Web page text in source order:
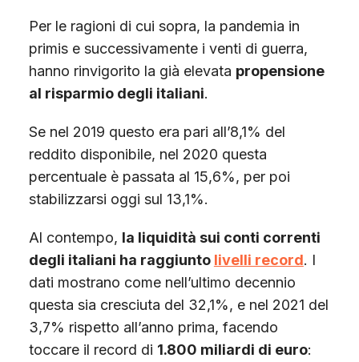
Per le ragioni di cui sopra, la pandemia in
primis e successivamente i venti di guerra,
hanno rinvigorito la già elevata propensione
al risparmio degli italiani.
Se nel 2019 questo era pari all’8,1% del
reddito disponibile, nel 2020 questa
percentuale è passata al 15,6%, per poi
stabilizzarsi oggi sul 13,1%.
Al contempo, la liquidità sui conti correnti
degli italiani ha raggiunto livelli record. I
dati mostrano come nell’ultimo decennio
questa sia cresciuta del 32,1%, e nel 2021 del
3,7% rispetto all’anno prima, facendo
toccare il record di 1.800 miliardi di euro: